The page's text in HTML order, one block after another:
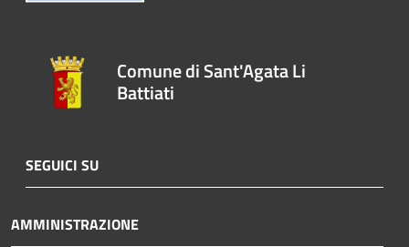
Comune di Sant'Agata Li
Battiati
SEGUICI SU
AMMINISTRAZIONE